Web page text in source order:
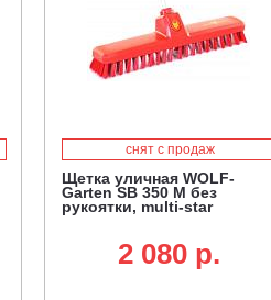
снят с продаж
Щетка уличная WOLF-
Garten SB 350 M без
рукоятки, multi-star
2 080 p.